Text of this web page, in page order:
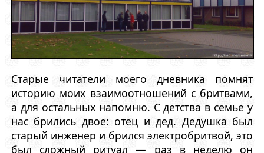
Старые читатели моего дневника помнят
историю моих взаимоотношений с бритвами,
а для остальных напомню. С детства в семье у
нас брились двое: отец и дед. Дедушка был
старый инженер и брился электробритвой, это
был сложный ритуал — раз в неделю он